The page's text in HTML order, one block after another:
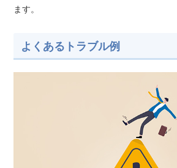
ます。
よくあるトラブル例